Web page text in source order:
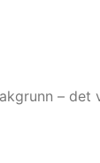
– det